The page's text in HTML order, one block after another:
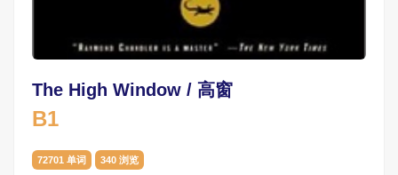
The High Window / 高窗
B1
72701 单词 340 浏览